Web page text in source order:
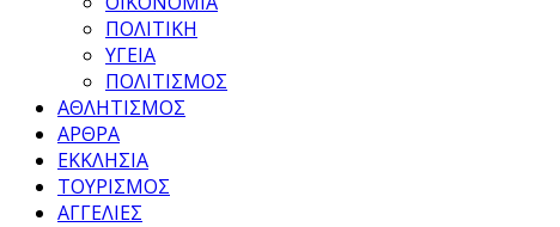
ΠΟΛΙΤΙΚΗ
ΥΓΕΙΑ
ΠΟΛΙΤΙΣΜΟΣ
ΑΘΛΗΤΙΣΜΟΣ
ΑΡΘΡΑ
ΕΚΚΛΗΣΙΑ
ΤΟΥΡΙΣΜΟΣ
ΑΓΓΕΛΙΕΣ